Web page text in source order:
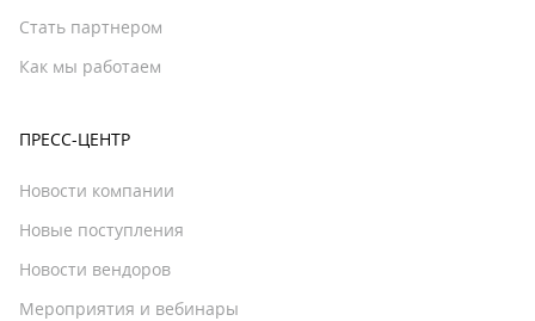
Стать партнером
Как мы работаем
ПРЕСС-ЦЕНТР
Новости компании
Новые поступления
Новости вендоров
Мероприятия и вебинары